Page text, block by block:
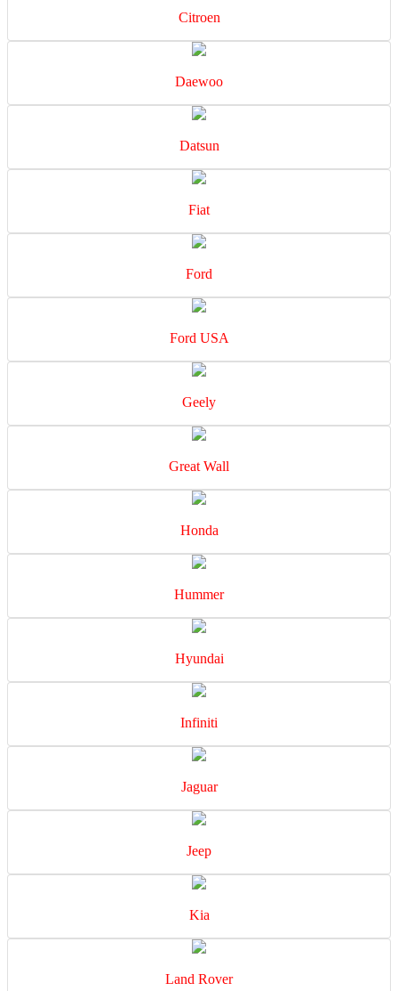
Citroen
Daewoo
Datsun
Fiat
Ford
Ford USA
Geely
Great Wall
Honda
Hummer
Hyundai
Infiniti
Jaguar
Jeep
Kia
Land Rover